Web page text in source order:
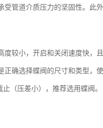
受管道介质压力的坚固性。此
度较小，开启和关闭速度快，
确选择蝶阀的尺寸和类型，
（压差小），推荐选用蝶阀。